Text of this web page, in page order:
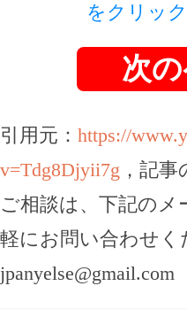
をクリッ
次
引用元： https://
v=Tdg8Djyii7g ，記
ご相談は、下記の
軽にお問い合わせく
jpanyelse@gmail.com